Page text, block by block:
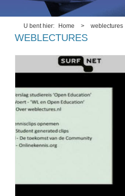
U bent hier Home > weblectures
WEBLECTURES
oprichting_weblectures.jpg